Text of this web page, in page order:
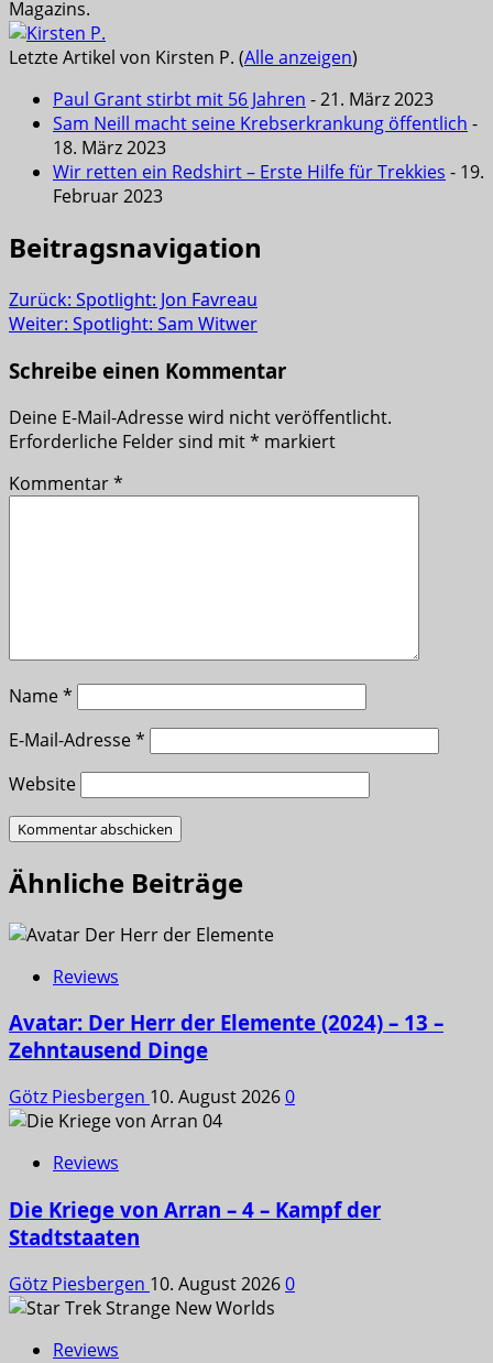
Magazins.
Letzte Artikel von Kirsten P. (Alle anzeigen)
Paul Grant stirbt mit 56 Jahren - 21. März 2023
Sam Neill macht seine Krebserkrankung öffentlich -
18. März 2023
Wir retten ein Redshirt – Erste Hilfe für Trekkies - 19.
Februar 2023
Beitragsnavigation
Zurück: Spotlight: Jon Favreau
Weiter: Spotlight: Sam Witwer
Schreibe einen Kommentar
Deine E-Mail-Adresse wird nicht veröffentlicht.
Erforderliche Felder sind mit* markiert
Kommentar*
Name*
E-Mail-Adresse*
Website
Ähnliche Beiträge
Reviews
Avatar: Der Herr der Elemente (2024) – 13 –
Zehntausend Dinge
Götz Piesbergen 10. August 20260
Reviews
Die Kriege von Arran – 4 – Kampf der
Stadtstaaten
Götz Piesbergen 10. August 20260
Reviews